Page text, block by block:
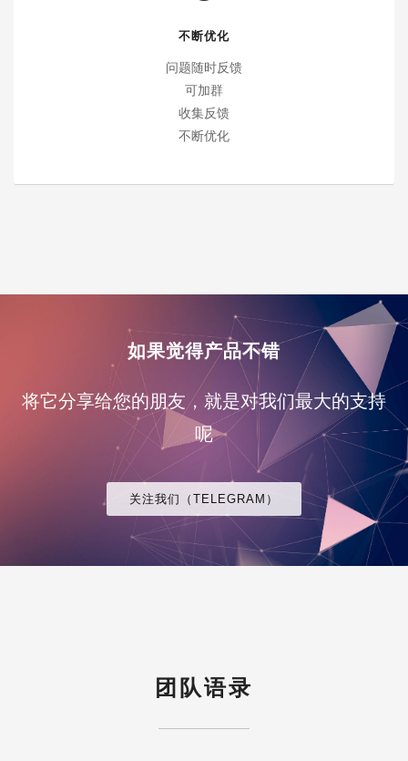
不断优化
问题随时反馈
可加群
收集反馈
不断优化
如果觉得产品不错
将它分享给您的朋友，就是对我们最大的支持
呢
关注我们（TELEGRAM）
团队语录